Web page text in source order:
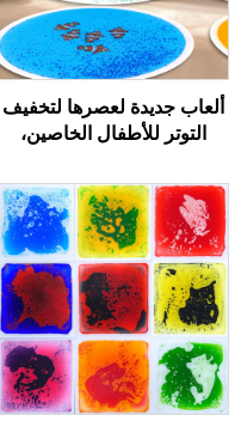
ألعاب جديدة لعصرها لتخفيف
التوتر للأطفال الخاصين،
على شكل حوض سمك دائري
للأرضيات